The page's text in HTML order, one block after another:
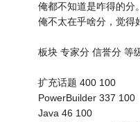
俺都不知道是咋得的分。
俺不太在乎啥分，觉得
板块 专家分 信誉分 等
扩充话题 400 100
PowerBuilder 337 100
Java 46 100